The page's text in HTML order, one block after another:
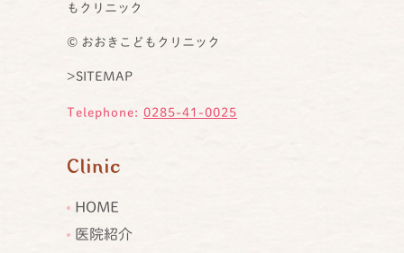
もクリニック
© おおきこどもクリニック
>SITEMAP
Telephone: 0285-41-0025
Clinic
HOME
医院紹介